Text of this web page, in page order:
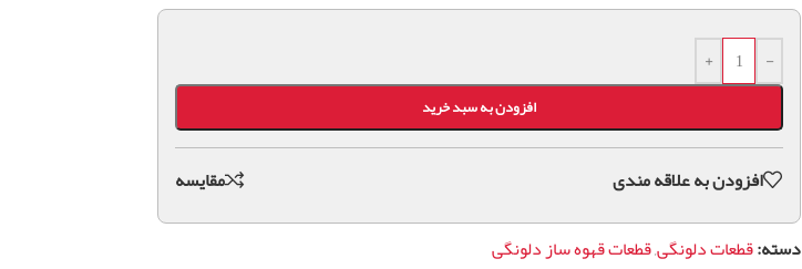
-
+
افزودن به سبد خرید
افزودن به علاقه مندی
مقايسه
دسته:قطعات دلونگی,قطعات قهوه ساز دلونگی